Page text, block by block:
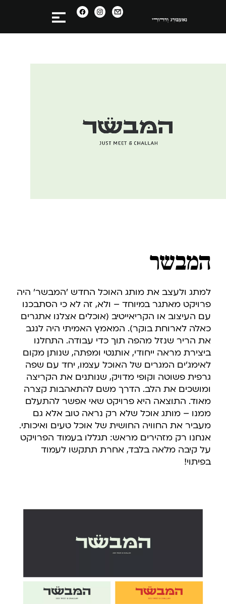
המבשר
למתג ולעצב את מותג האוכל החדש 'המבשר' היה
פרויקט מאתגר במיוחד – ולא, זה לא כי הסתבכנו
עם העיצוב או הקריאייטיב (אוכלים אצלנו אתגרים
כאלה לארוחת בוקר). המאמץ האמיתי היה לנגב
את הריר שנזל מהפה תוך כדי עבודה. התחלנו
ביצירת מראה ייחודי, אותנטי ומפתה, שנותן מקום
לאימג'ים המגרים של האוכל עצמו, יחד עם שפה
גרפית פשוטה וקופי מדויק, שנותנים את הקריצה
ומושכים את הלב. הדרך משם להתאהבות קצרה
מאוד. התוצאה היא פרויקט שאי אפשר להתעלם
ממנו – מותג אוכל שלא רק נראה טוב אלא גם
מעביר את החוויה החושית של אוכל טעים ואיכותי.
אנחנו רק מזהירים מראש: תגללו בעמוד הפרויקט
על קיבה מלאה בלבד, אחרת תתקשו לעמוד
בפיתוי!